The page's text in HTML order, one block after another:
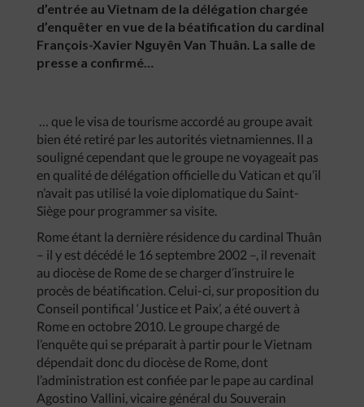
d’entrée au Vietnam de la délégation chargée
d’enquêter en vue de la béatification du cardinal
François-Xavier Nguyên Van Thuân. La salle de
presse a confirmé…
… que le visa de tourisme accordé au groupe avait
bien été retiré par les autorités vietnamiennes. Il a
souligné cependant que le groupe ne voyageait pas
en qualité de délégation officielle du Vatican et qu’il
n’avait pas utilisé la voie diplomatique du Saint-
Siège pour programmer sa visite.
Rome étant la dernière résidence du cardinal Thuân
– il y est décédé le 16 septembre 2002 –, il revenait
au diocèse de Rome de se charger d’instruire le
procès de béatification. Celui-ci, sur proposition du
Conseil pontifical ‘Justice et Paix’, a été ouvert à
Rome en octobre 2010. Le groupe chargé de
l’enquête qui se préparait à partir pour le Vietnam
dépendait donc du diocèse de Rome, dont
l’administration est confiée par le pape au cardinal
Agostino Vallini, vicaire général du Souverain